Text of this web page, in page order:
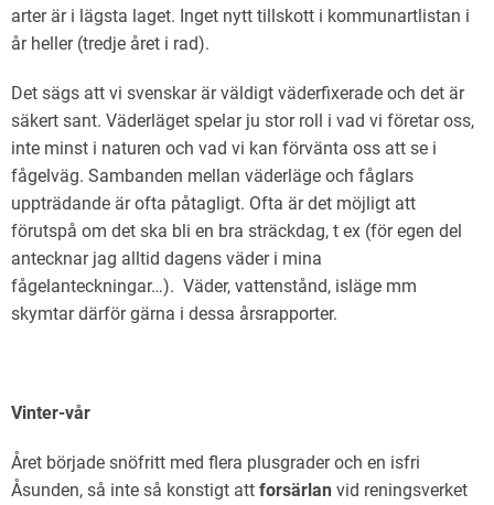
arter är i lägsta laget. Inget nytt tillskott i kommunartlistan i
år heller (tredje året i rad).
Det sägs att vi svenskar är väldigt väderfixerade och det är
säkert sant. Väderläget spelar ju stor roll i vad vi företar oss,
inte minst i naturen och vad vi kan förvänta oss att se i
fågelväg. Sambanden mellan väderläge och fåglars
uppträdande är ofta påtagligt. Ofta är det möjligt att
förutspå om det ska bli en bra sträckdag, t ex (för egen del
antecknar jag alltid dagens väder i mina
fågelanteckningar…). Väder, vattenstånd, isläge mm
skymtar därför gärna i dessa årsrapporter.
Vinter-vår
Året började snöfritt med flera plusgrader och en isfri
Åsunden, så inte så konstigt att forsärlan vid reningsverket